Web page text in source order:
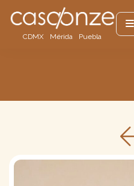
CDMX Mérida Puebla